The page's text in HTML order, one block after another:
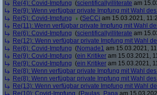
Re(4): Covid-Impfung (scientificallyilliterate am
Re(9): Wenn verfügbar private Impfung mit Wahl
Re(5): Covid-Impfung
(SeCCi am 15.03.2021,
Re(11): Wenn verfügbar private Impfung mit Wahl
Re(6): Covid-Impfung (scientificallyilliterate am
Re(12): Wenn verfügbar private Impfung mit Wahl
Re(6): Covid-Impfung (Nomade1 am 15.03.2021,
Re(9): Covid-Impfung (ein Kritiker am 15.03.2021,
Re(9): Covid-Impfung (ein Kritiker am 15.03.2021,
Re(8): Wenn verfügbar private Impfung mit Wahl
Re(8): Wenn verfügbar private Impfung mit Wahl
Re(13): Wenn verfügbar private Impfung mit Wahl
Re(10): Covid-Impfung (Paulas_Papa am